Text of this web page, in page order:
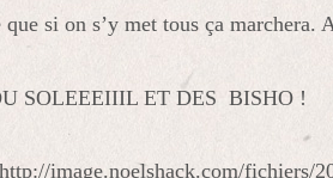
que si on s’y met tous ça marchera.
SOLEEEIIIL ET DES BISHO !